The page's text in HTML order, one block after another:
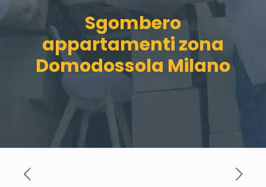
Sgombero
appartamenti zona
Domodossola Milano